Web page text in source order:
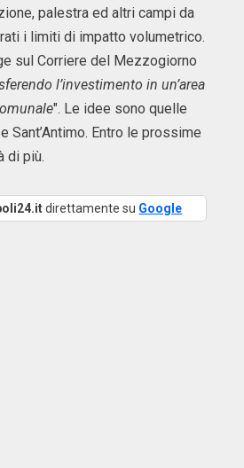
palestra ed altri campi da
i limiti di impatto volumetrico.
sul Corriere del Mezzogiorno
l’investimento in un’area
". Le idee sono quelle
Sant’Antimo. Entro le prossime
di più.
direttamente su Google